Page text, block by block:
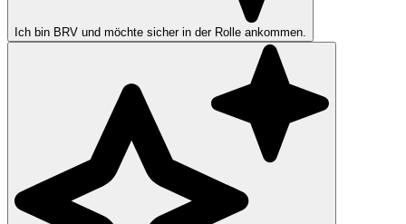
Ich bin BRV und möchte sicher in der Rolle ankommen.